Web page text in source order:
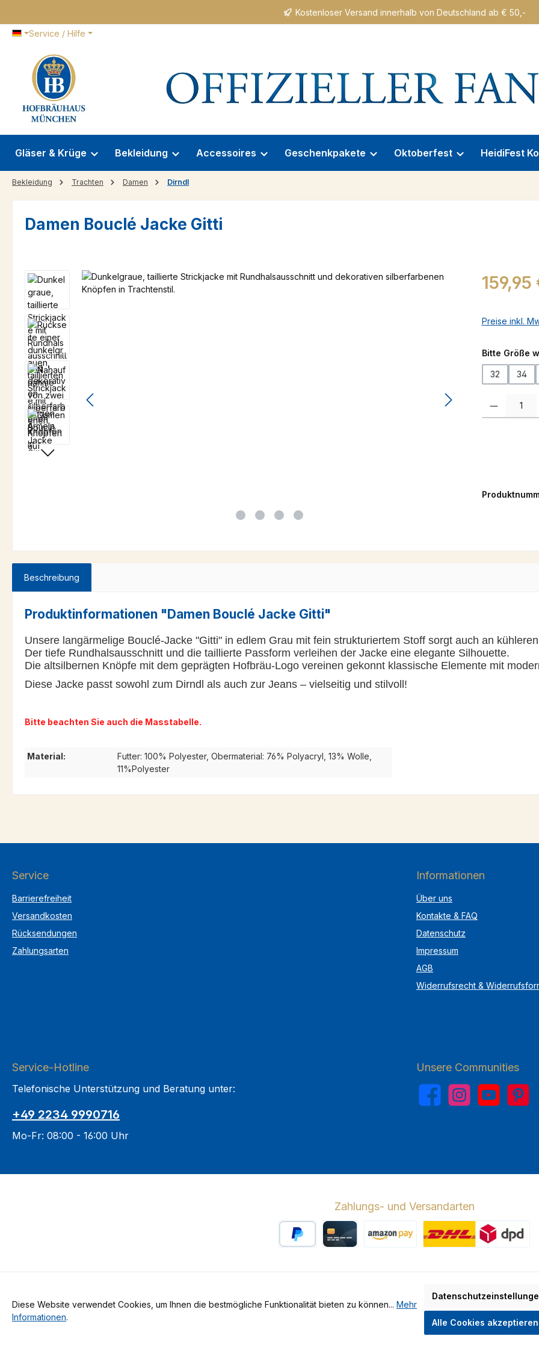
Kostenloser Versand innerhalb von Deutschland ab € 50,-
Service / Hilfe
Gläser & Krüge Bekleidung Accessoires Geschenkpakete Oktoberfest HeidiFest
Bekleidung Trachten Damen Dirndl
Damen Bouclé Jacke Gitti
Bildergalerie überspringen Regulärer
159,95
Preise inkl.
Bitte Größe
32 34
Produkt
Beschreibung
Produktinformationen "Damen Bouclé Jacke Gitti"
Unsere langärmelige Bouclé-Jacke "Gitti" in edlem Grau mit fein strukturiertem Stoff sorgt auch an
Der tiefe Rundhalsausschnitt und die taillierte Passform verleihen der Jacke eine elegante Silhouette.
Die altsilbernen Knöpfe mit dem geprägten Hofbräu-Logo vereinen gekonnt klassische Elemente mit
Diese Jacke passt sowohl zum Dirndl als auch zur Jeans – vielseitig und stilvoll!
Bitte beachten Sie auch die Masstabelle.
Material:
Futter: 100% Polyester, Obermaterial: 76% Polyacryl, 13% Wolle,
11%Polyester
Service
Barrierefreiheit
Versandkosten
Rücksendungen
Zahlungsarten
Informationen
Über uns
Kontakte & FAQ
Datenschutz
Impressum
AGB
Widerrufsrecht &
Service-Hotline
Telefonische Unterstützung und Beratung unter:
+49 2234 9990716
Mo-Fr: 08:00 - 16:00 Uhr
Unsere Communities
FacebookInstagramYouTubePinterest
Zahlungs- und Versandarten
Alle Preise inkl. gesetzl. Mehrwertsteuer zzgl. Versandkostenund ggf. Nachnahmegebühren,
Made by GEDAK
Diese Website verwendet Cookies, um Ihnen die bestmögliche Funktionalität bieten zu können... Mehr
Informationen.
Alle Cookies akzeptieren